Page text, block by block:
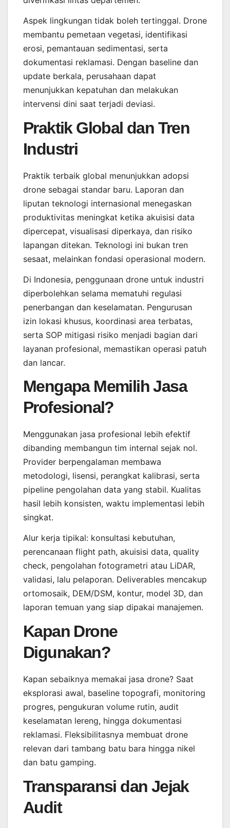
Aspek lingkungan tidak boleh tertinggal. Drone
membantu pemetaan vegetasi, identifikasi
erosi, pemantauan sedimentasi, serta
dokumentasi reklamasi. Dengan baseline dan
update berkala, perusahaan dapat
menunjukkan kepatuhan dan melakukan
intervensi dini saat terjadi deviasi.
Praktik Global dan Tren
Industri
Praktik terbaik global menunjukkan adopsi
drone sebagai standar baru. Laporan dan
liputan teknologi internasional menegaskan
produktivitas meningkat ketika akuisisi data
dipercepat, visualisasi diperkaya, dan risiko
lapangan ditekan. Teknologi ini bukan tren
sesaat, melainkan fondasi operasional modern.
Di Indonesia, penggunaan drone untuk industri
diperbolehkan selama mematuhi regulasi
penerbangan dan keselamatan. Pengurusan
izin lokasi khusus, koordinasi area terbatas,
serta SOP mitigasi risiko menjadi bagian dari
layanan profesional, memastikan operasi patuh
dan lancar.
Mengapa Memilih Jasa
Profesional?
Menggunakan jasa profesional lebih efektif
dibanding membangun tim internal sejak nol.
Provider berpengalaman membawa
metodologi, lisensi, perangkat kalibrasi, serta
pipeline pengolahan data yang stabil. Kualitas
hasil lebih konsisten, waktu implementasi lebih
singkat.
Alur kerja tipikal: konsultasi kebutuhan,
perencanaan flight path, akuisisi data, quality
check, pengolahan fotogrametri atau LiDAR,
validasi, lalu pelaporan. Deliverables mencakup
ortomosaik, DEM/DSM, kontur, model 3D, dan
laporan temuan yang siap dipakai manajemen.
Kapan Drone
Digunakan?
Kapan sebaiknya memakai jasa drone? Saat
eksplorasi awal, baseline topografi, monitoring
progres, pengukuran volume rutin, audit
keselamatan lereng, hingga dokumentasi
reklamasi. Fleksibilitasnya membuat drone
relevan dari tambang batu bara hingga nikel
dan batu gamping.
Transparansi dan Jejak
Audit